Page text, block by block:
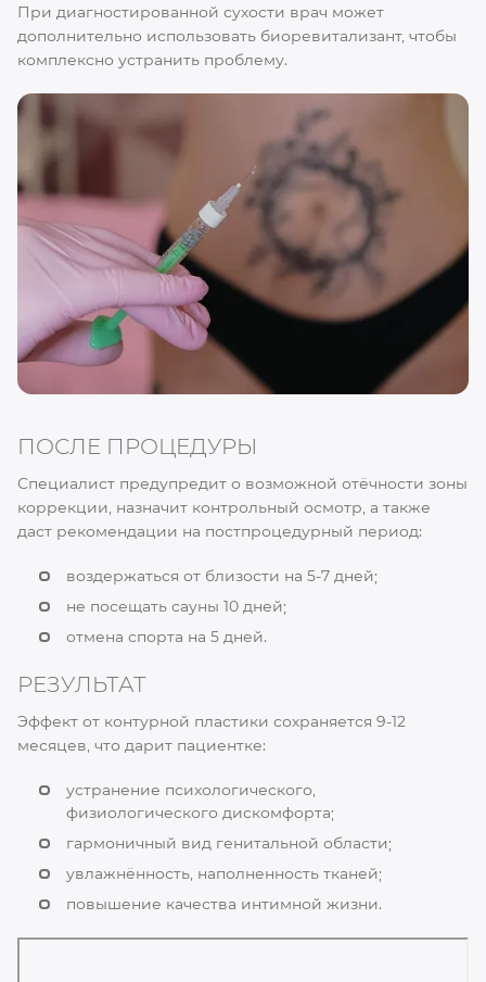
При диагностированной сухости врач может
дополнительно использовать биоревитализант, чтобы
комплексно устранить проблему.
ПОСЛЕ ПРОЦЕДУРЫ
Специалист предупредит о возможной отёчности зоны
коррекции, назначит контрольный осмотр, а также
даст рекомендации на постпроцедурный период:
воздержаться от близости на 5-7 дней;
не посещать сауны 10 дней;
отмена спорта на 5 дней.
РЕЗУЛЬТАТ
Эффект от контурной пластики сохраняется 9-12
месяцев, что дарит пациентке:
устранение психологического,
физиологического дискомфорта;
гармоничный вид генитальной области;
увлажнённость, наполненность тканей;
повышение качества интимной жизни.